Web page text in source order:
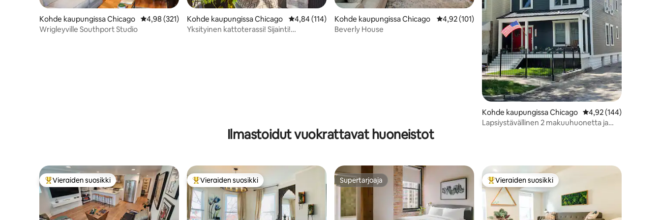
Kohde kaupungissa Chicago Keskimääräinen arvio 4,98/5, 321 arvostelua
4,98 (321)
Wrigleyville Southport Studio
Kohde kaupungissa Chicago Keskimääräinen arvio 4,84/5, 114 arvostelua
4,84 (114)
Yksityinen kattoterassi! Sijainti!
Kohde kaupungissa Chicago Keskimääräinen arvio 4,92/5, 101 arvostelua
4,92 (101)
Beverly House
Kohde kaupungissa Chicago Keskimääräinen arvio
4,92 (144)
Lapsiystävällinen 2 makuuhuonetta ja
Ilmastoidut vuokrattavat huoneistot
Vieraiden suosikkien parhaimmistoa
Vieraiden suosikki Vieraiden suosikkien parhaimmistoa
Vieraiden suosikki Supertarjoaja
Supertarjoaja Vieraiden suosikkien parhaimmistoa
Vieraiden suosikki